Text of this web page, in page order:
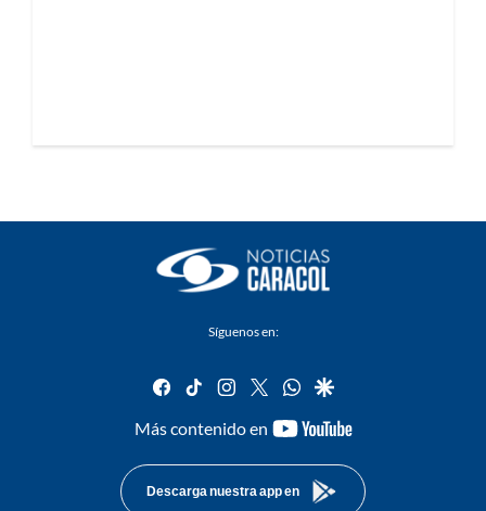
Síguenos en:
facebook
tiktok instagram
twitterwhatsapp
google
Más contenido en
youtube-
Descarga nuestra app en